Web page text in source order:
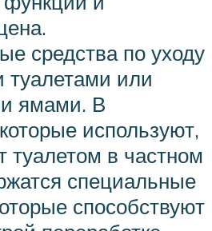
средства по уходу
туалетами или
ямами. В
используют,
туалетом в частном
специальные
способствуют